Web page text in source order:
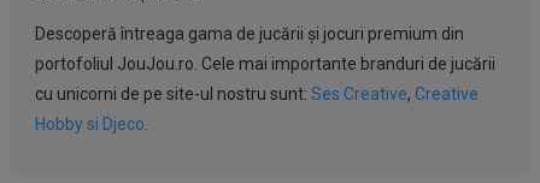
Descoperă întreaga gama de jucării și jocuri premium din
portofoliul JouJou.ro. Cele mai importante branduri de jucării
cu unicorni de pe site-ul nostru sunt: Ses Creative, Creative
Hobbysi Djeco.